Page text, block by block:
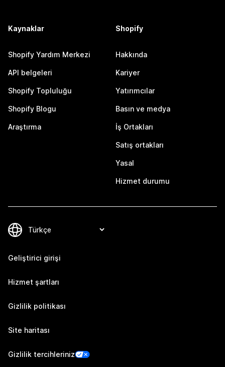
Kaynaklar
Shopify Yardım Merkezi
API belgeleri
Shopify Topluluğu
Shopify Blogu
Araştırma
Shopify
Hakkında
Kariyer
Yatırımcılar
Basın ve medya
İş Ortakları
Satış ortakları
Yasal
Hizmet durumu
Geliştirici girişi
Hizmet şartları
Gizlilik politikası
Site haritası
Gizlilik tercihleriniz